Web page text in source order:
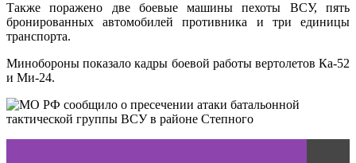
Также поражено две боевые машины пехоты ВСУ, пять
бронированных автомобилей противника и три единицы
транспорта.
Минобороны показало кадры боевой работы вертолетов Ка-52
и Ми-24.